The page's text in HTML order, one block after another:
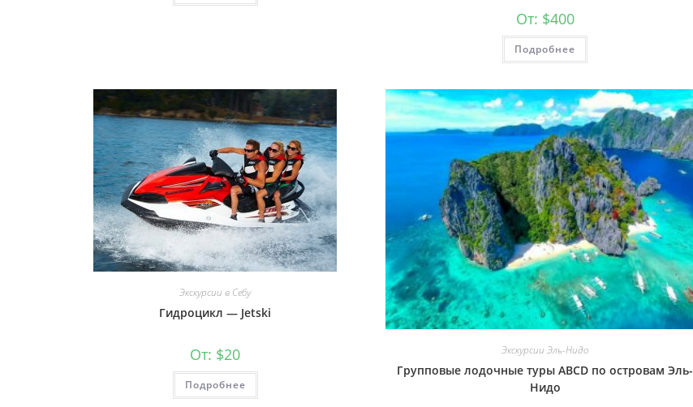
От: $400
Подробнее
Экскурсии в Себу
Гидроцикл — Jetski
От: $20
Подробнее
Экскурсии Эль-Нидо
Групповые лодочные туры ABCD по островам Эль-
Нидо